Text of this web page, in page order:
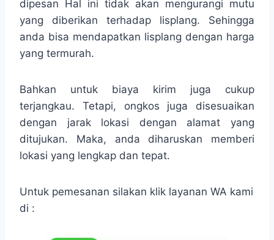
dipesan Hal ini tidak akan mengurangi mutu
yang diberikan terhadap lisplang. Sehingga
anda bisa mendapatkan lisplang dengan harga
yang termurah.
Bahkan untuk biaya kirim juga cukup
terjangkau. Tetapi, ongkos juga disesuaikan
dengan jarak lokasi dengan alamat yang
ditujukan. Maka, anda diharuskan memberi
lokasi yang lengkap dan tepat.
Untuk pemesanan silakan klik layanan WA kami
di :